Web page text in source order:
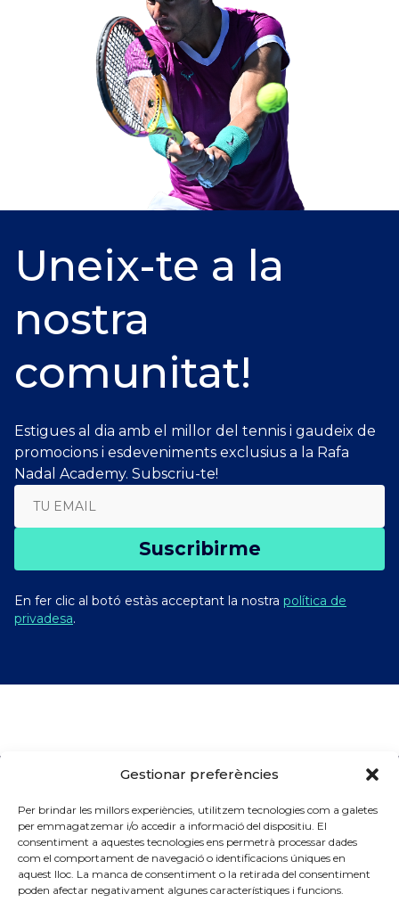
Gestionar preferències
Per brindar les millors experiències, utilitzem tecnologies com a galetes
per emmagatzemar i/o accedir a informació del dispositiu. El
consentiment a aquestes tecnologies ens permetrà processar dades
com el comportament de navegació o identificacions úniques en
aquest lloc. La manca de consentiment o la retirada del consentiment
poden afectar negativament algunes característiques i funcions.
Uneix-te a la
nostra
comunitat!
Estigues al dia amb el millor del tennis i gaudeix de
promocions i esdeveniments exclusius a la Rafa
Nadal Academy. Subscriu-te!
Suscribirme
En fer clic al botó estàs acceptant la nostra política de
privadesa.
Patrocinadors